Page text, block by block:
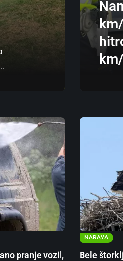
pranje vozil,
NARAVA
Bele